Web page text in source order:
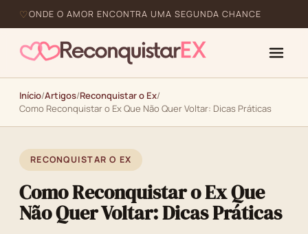
ONDE O AMOR ENCONTRA UMA SEGUNDA CHANCE
Início/Artigos/Reconquistar o Ex/
Como Reconquistar o Ex Que Não Quer Voltar: Dicas Práticas
RECONQUISTAR O EX
Como Reconquistar o Ex Que
Não Quer Voltar: Dicas Práticas